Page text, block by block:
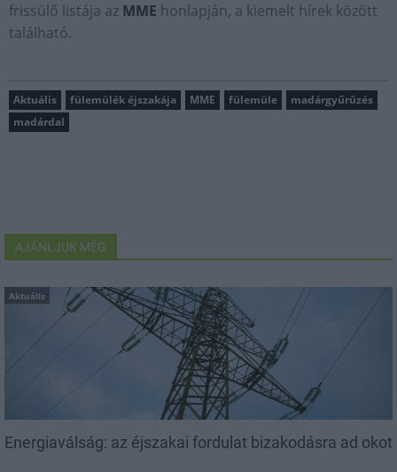
frissülő listája az MME honlapján, a kiemelt hírek között
található.
Aktuális fülemülék éjszakája MME fülemüle
madárgyűrűzés
madárdal
AJÁNLJUK MÉG
Aktuális
Energiaválság: az éjszakai fordulat bizakodásra ad okot